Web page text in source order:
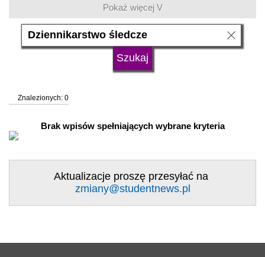
język
status uczelni
Pokaż więcej V
Znalezionych: 0
Brak wpisów spełniających wybrane kryteria
Aktualizacje proszę przesyłać na
zmiany@studentnews.pl